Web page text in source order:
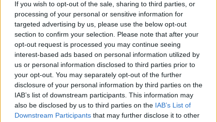
If you wish to opt-out of the sale, sharing to third parties, or
processing of your personal or sensitive information for
targeted advertising by us, please use the below opt-out
section to confirm your selection. Please note that after your
opt-out request is processed you may continue seeing
interest-based ads based on personal information utilized by
us or personal information disclosed to third parties prior to
your opt-out. You may separately opt-out of the further
disclosure of your personal information by third parties on the
IAB’s list of downstream participants. This information may
also be disclosed by us to third parties on the IAB’s List of
Downstream Participants that may further disclose it to other